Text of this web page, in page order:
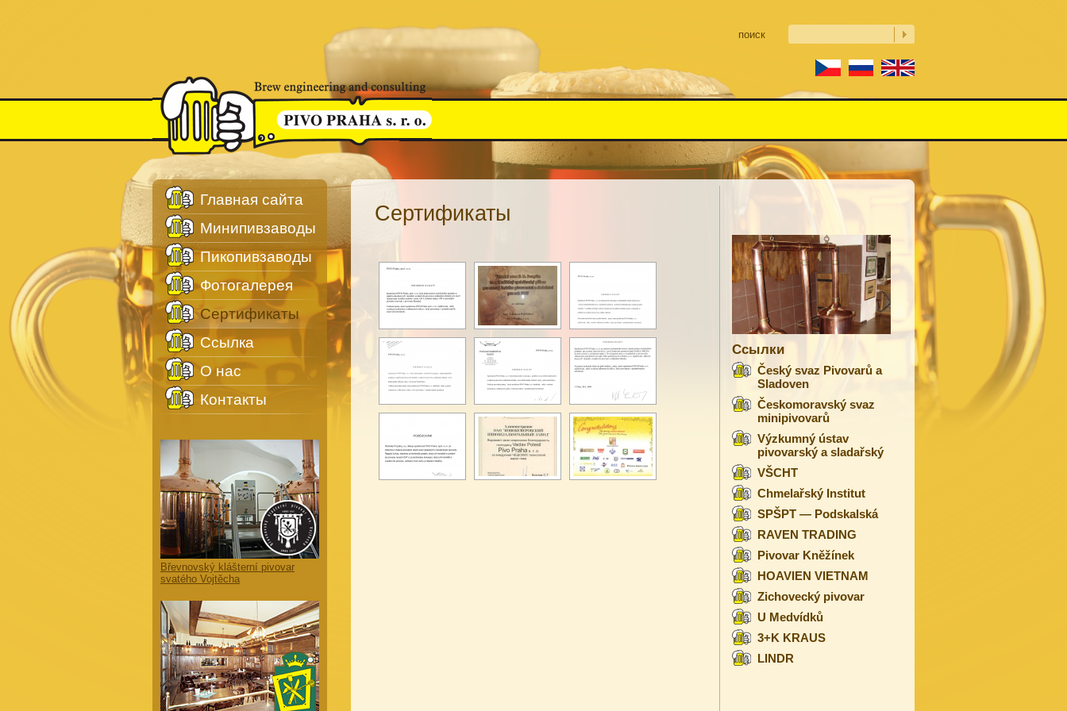
поиск
Главная сайта
Минипивзаводы
Пикопивзаводы
Фотогалерея
Сертификаты
Cсылка
O нас
Контакты
Břevnovský klášterní pivovar
svatého Vojtěcha
Сертификаты
Ссылки
Český svaz Pivovarů a
Sladoven
Českomoravský svaz
minipivovarů
Výzkumný ústav
pivovarský a sladařský
VŠCHT
Chmelařský Institut
SPŠPT — Podskalská
RAVEN TRADING
Pivovar Kněžínek
HOAVIEN VIETNAM
Zichovecký pivovar
U Medvídků
3+K KRAUS
LINDR